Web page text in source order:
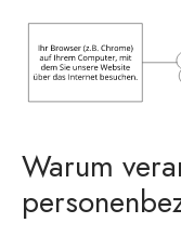
Warum